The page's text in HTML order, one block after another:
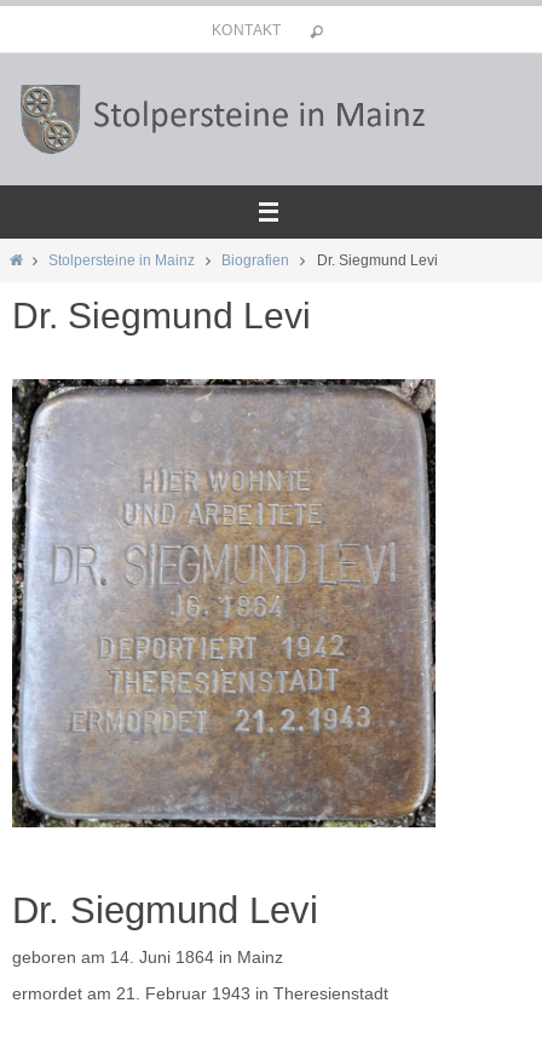
Inhalt
springen
KONTAKT
StartStolpersteine in Mainz Biografien Dr. Siegmund Levi
Dr. Siegmund Levi
Dr. Siegmund Levi
geboren am 14. Juni 1864 in Mainz
ermordet am 21. Februar 1943 in Theresienstadt